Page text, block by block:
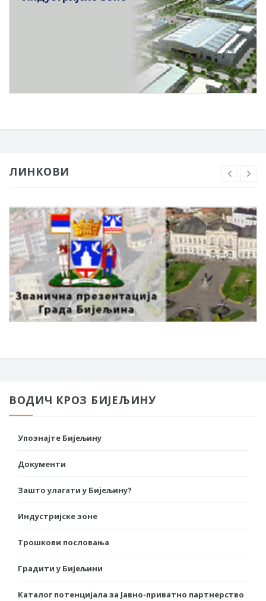
ЛИНКОВИ
ВОДИЧ КРОЗ БИЈЕЉИНУ
Упознајте Бијељину
Документи
Зашто улагати у Бијељину?
Индустријске зоне
Трошкови пословања
Градити у Бијељини
Каталог потенцијала за Јавно-приватно партнерство